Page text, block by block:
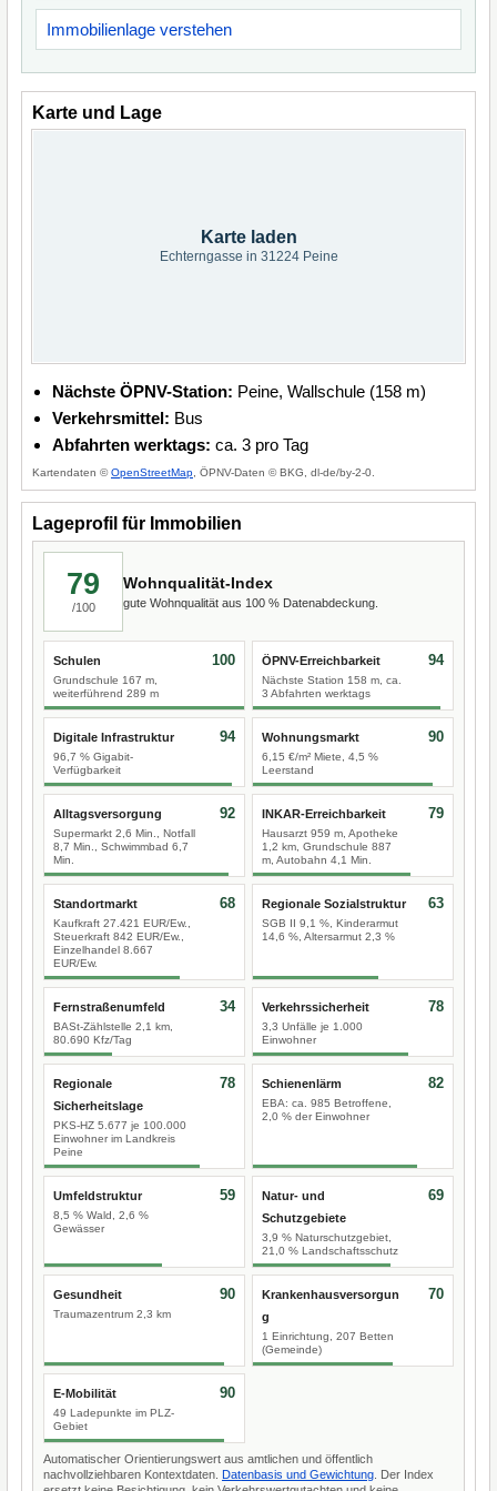
Immobilienlage verstehen
Karte und Lage
Karte laden
Echterngasse in 31224 Peine
Nächste ÖPNV-Station: Peine, Wallschule (158 m)
Verkehrsmittel: Bus
Abfahrten werktags: ca. 3 pro Tag
Kartendaten ©OpenStreetMap , ÖPNV-Daten © BKG, dl-de/by-2-0.
Lageprofil für Immobilien
79
/100
Wohnqualität-Index
gute Wohnqualität aus 100 % Datenabdeckung.
Schulen
Grundschule 167 m,
weiterführend 289 m
100 ÖPNV-Erreichbarkeit
Nächste Station 158 m, ca.
3 Abfahrten werktags
94
Digitale Infrastruktur
96,7 % Gigabit-
Verfügbarkeit
94 Wohnungsmarkt
6,15 €/m² Miete, 4,5 %
Leerstand
90
Alltagsversorgung
Supermarkt 2,6 Min., Notfall
8,7 Min., Schwimmbad 6,7
Min.
92 INKAR-Erreichbarkeit
Hausarzt 959 m, Apotheke
1,2 km, Grundschule 887
m, Autobahn 4,1 Min.
79
Standortmarkt
Kaufkraft 27.421 EUR/Ew.,
Steuerkraft 842 EUR/Ew.,
Einzelhandel 8.667
EUR/Ew.
68 Regionale Sozialstruktur
SGB II 9,1 %, Kinderarmut
14,6 %, Altersarmut 2,3 %
63
Fernstraßenumfeld
BASt-Zählstelle 2,1 km,
80.690 Kfz/Tag
34 Verkehrssicherheit
3,3 Unfälle je 1.000
Einwohner
78
Regionale
Sicherheitslage
PKS-HZ 5.677 je 100.000
Einwohner im Landkreis
Peine
78 Schienenlärm
EBA: ca. 985 Betroffene,
2,0 % der Einwohner
82
Umfeldstruktur
8,5 % Wald, 2,6 %
Gewässer
59
Natur- und
Schutzgebiete
3,9 % Naturschutzgebiet,
21,0 % Landschaftsschutz
69
Gesundheit
Traumazentrum 2,3 km
90
Krankenhausversorgun
g
1 Einrichtung, 207 Betten
(Gemeinde)
70
E-Mobilität
49 Ladepunkte im PLZ-
Gebiet
90
Automatischer Orientierungswert aus amtlichen und öffentlich
nachvollziehbaren Kontextdaten. Datenbasis und Gewichtung . Der Index